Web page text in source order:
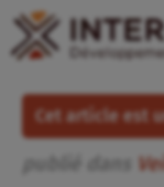
Cet article est
publié dans